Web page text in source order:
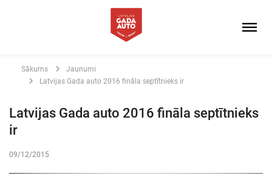
Sākums
Jaunumi
Latvijas Gada auto 2016 fināla septītnieks ir
Latvijas Gada auto 2016 fināla septītnieks
ir
09/12/2015